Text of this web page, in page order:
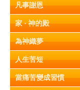
凡事謝恩
家 ‧ 神的殿
為神織夢
人生苦短
當痛苦變成習慣